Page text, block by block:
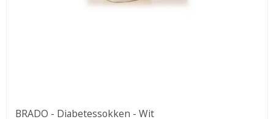
BRADO - Diabetessokken - Wit